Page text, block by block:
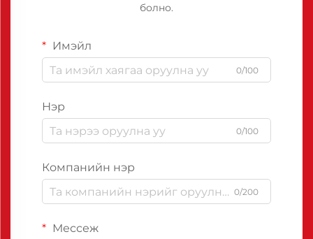
болно.
Имэйл
0/100
Нэр
0/100
Компанийн нэр
0/200
Мессеж